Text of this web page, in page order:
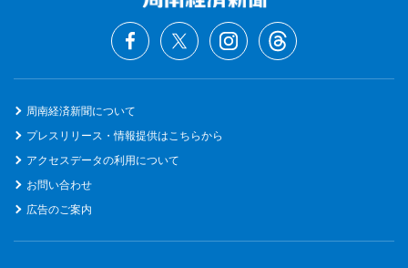
周南経済新聞について
プレスリリース・情報提供はこちらから
アクセスデータの利用について
お問い合わせ
広告のご案内